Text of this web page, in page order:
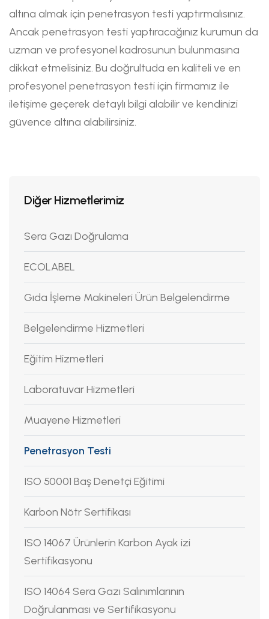
altına almak için penetrasyon testi yaptırmalısınız.
Ancak penetrasyon testi yaptıracağınız kurumun da
uzman ve profesyonel kadrosunun bulunmasına
dikkat etmelisiniz. Bu doğrultuda en kaliteli ve en
profesyonel penetrasyon testi için firmamız ile
iletişime geçerek detaylı bilgi alabilir ve kendinizi
güvence altına alabilirsiniz.
Diğer Hizmetlerimiz
Sera Gazı Doğrulama
ECOLABEL
Gıda İşleme Makineleri Ürün Belgelendirme
Belgelendirme Hizmetleri
Eğitim Hizmetleri
Laboratuvar Hizmetleri
Muayene Hizmetleri
Penetrasyon Testi
ISO 50001 Baş Denetçi Eğitimi
Karbon Nötr Sertifikası
ISO 14067 Ürünlerin Karbon Ayak izi
Sertifikasyonu
ISO 14064 Sera Gazı Salınımlarının
Doğrulanması ve Sertifikasyonu